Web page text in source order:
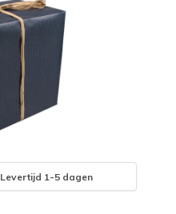
Levertijd 1-5 dagen